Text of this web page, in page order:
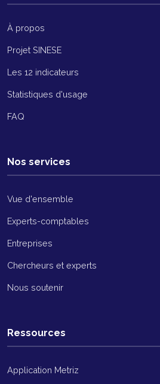
À propos
Projet SINESE
Les 12 indicateurs
Statistiques d'usage
FAQ
Nos services
Vue d'ensemble
Experts-comptables
Entreprises
Chercheurs et experts
Nous soutenir
Ressources
Application Metriz